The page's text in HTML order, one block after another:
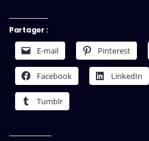
Partager :
E-mail Pinterest
Facebook LinkedIn
Tumblr